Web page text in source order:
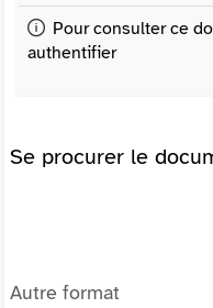
Pour consulter ce
authentifier
Se procurer le
Autre format